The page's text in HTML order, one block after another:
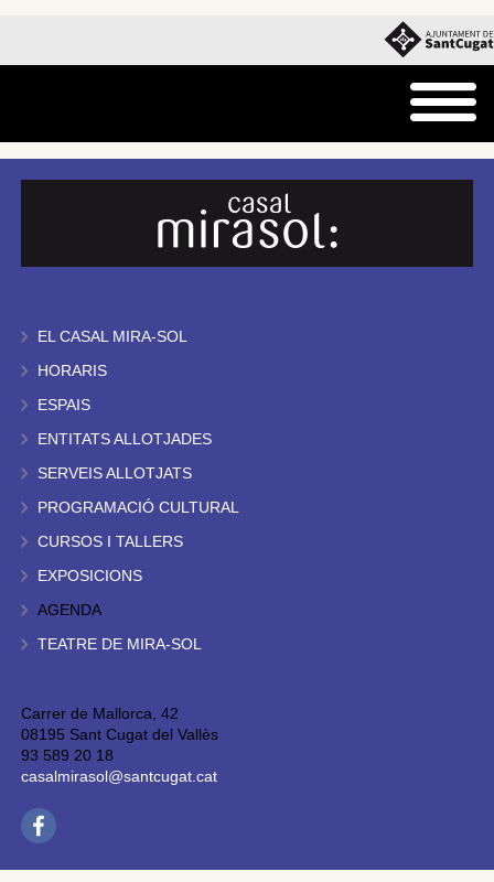
EL CASAL MIRA-SOL
HORARIS
ESPAIS
ENTITATS ALLOTJADES
SERVEIS ALLOTJATS
PROGRAMACIÓ CULTURAL
CURSOS I TALLERS
EXPOSICIONS
AGENDA
TEATRE DE MIRA-SOL
Carrer de Mallorca, 42
08195 Sant Cugat del Vallès
93 589 20 18
casalmirasol@santcugat.cat